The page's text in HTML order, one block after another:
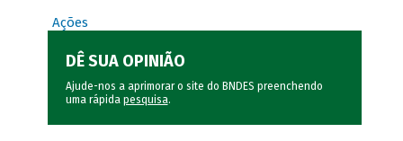
Ações
DÊ SUA OPINIÃO
Ajude-nos a aprimorar o site do BNDES preenchendo
uma rápida pesquisa.